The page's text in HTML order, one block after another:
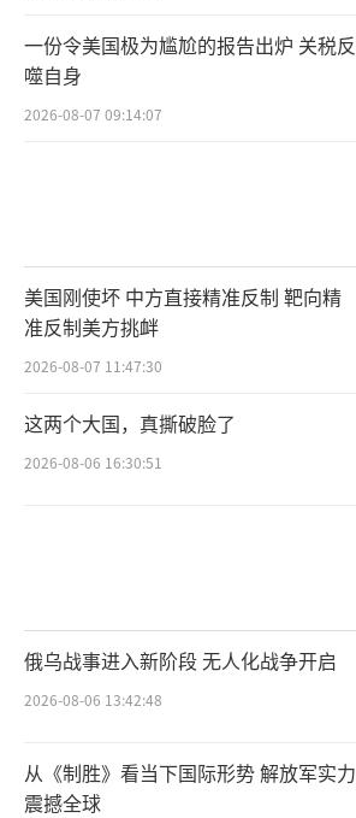
一份令美国极为尴尬的报告出炉 关税反
噬自身
2026-08-07 09:14:07
美国刚使坏 中方直接精准反制 靶向精
准反制美方挑衅
2026-08-07 11:47:30
这两个大国，真撕破脸了
2026-08-06 16:30:51
俄乌战事进入新阶段 无人化战争开启
2026-08-06 13:42:48
从《制胜》看当下国际形势 解放军实力
震撼全球